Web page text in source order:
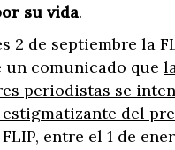
su vida.
2 de septiembre la
un comunicado que
periodistas se
del
entre el 1 de